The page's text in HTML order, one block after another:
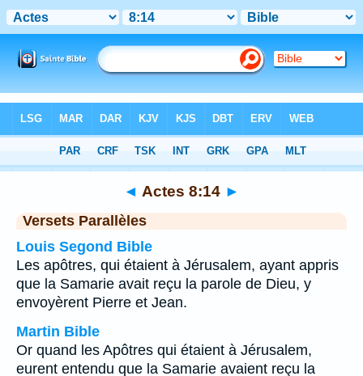
Chapitre 8> Verset 14
◄ Actes 8:14 ►
Versets Parallèles
Louis Segond Bible
Les apôtres, qui étaient à Jérusalem, ayant appris
que la Samarie avait reçu la parole de Dieu, y
envoyèrent Pierre et Jean.
Martin Bible
Or quand les Apôtres qui étaient à Jérusalem,
eurent entendu que la Samarie avaient reçu la